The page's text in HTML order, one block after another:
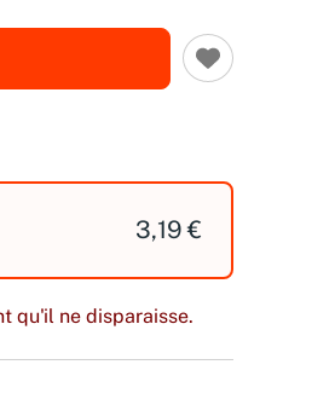
3,19 €
qu'il ne disparaisse.